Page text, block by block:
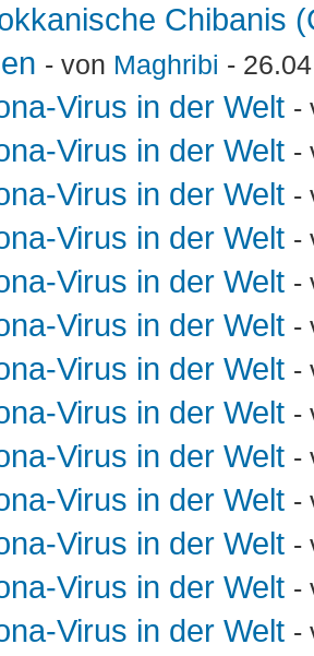
Chibanis
- von Maghribi -
Virus in der Welt -
Virus in der Welt -
Virus in der Welt -
Virus in der Welt -
Virus in der Welt -
Virus in der Welt -
Virus in der Welt -
Virus in der Welt -
Virus in der Welt -
Virus in der Welt -
Virus in der Welt -
Virus in der Welt -
Virus in der Welt -